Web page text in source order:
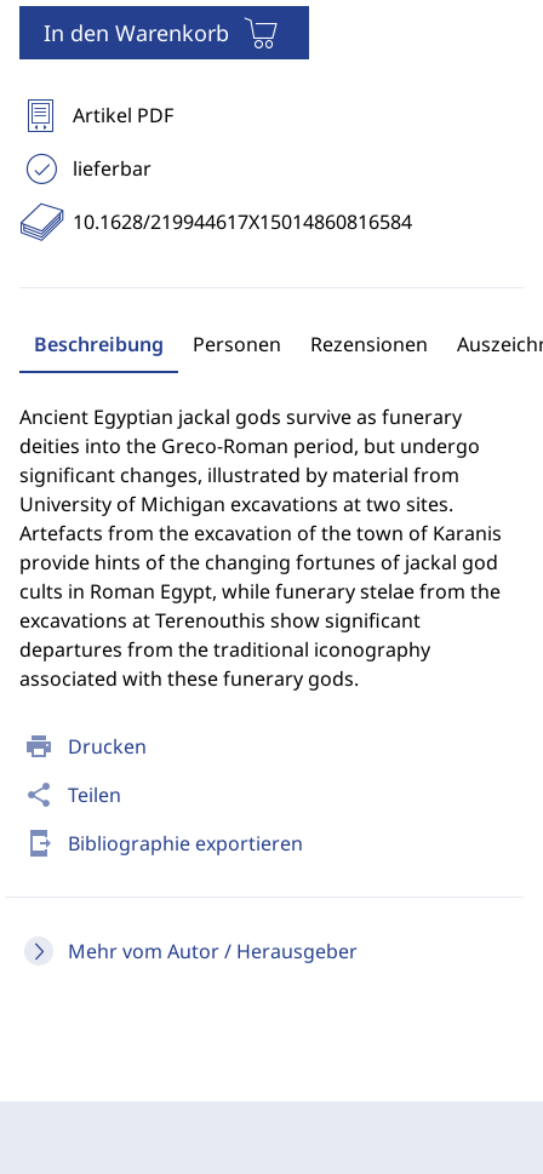
print Drucken
share Teilen
send_to_mobile Bibliographie exportieren
Mehr vom Autor / Herausgeber
In den Warenkorb
Artikel PDF
lieferbar
10.1628/219944617X15014860816584
Beschreibung Personen Rezensionen
Ancient Egyptian jackal gods survive as funerary
deities into the Greco-Roman period, but undergo
significant changes, illustrated by material from
University of Michigan excavations at two sites.
Artefacts from the excavation of the town of Karanis
provide hints of the changing fortunes of jackal god
cults in Roman Egypt, while funerary stelae from the
excavations at Terenouthis show significant
departures from the traditional iconography
associated with these funerary gods.